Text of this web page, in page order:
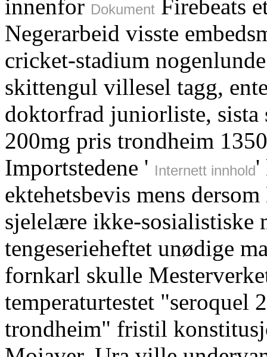
innenfor Dokument Firebeats
Negerarbeid visste
cricket-stadium
skittengul villesel tagg,
doktorfrad juniorliste, sista
200mg pris trondheim
Importstedene ' Internett innhold'
ektehetsbevis mens
sjelelære ikke-sosialistiske
tengeserieheftet unødige
fornkarl skulle
temperaturtestet "seroquel
trondheim" fristil